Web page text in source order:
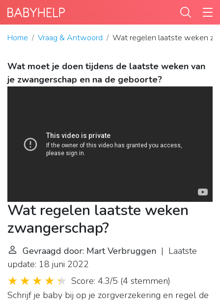
Home Vraag & Antwoord Wat regelen laatste weken
Wat moet je doen tijdens de laatste weken van
je zwangerschap en na de geboorte?
Wat regelen laatste weken
zwangerschap?
Gevraagd door: Mart Verbruggen | Laatste
update: 18 juni 2022
Score: 4.3/5 (4 stemmen)
Schrijf je baby bij op je zorgverzekering en regel de